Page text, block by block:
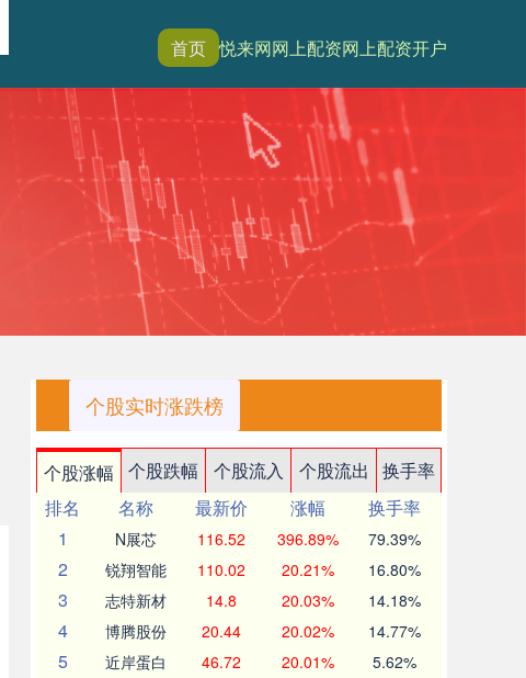
首页 悦来网网上配资网上配资开户
个股实时涨跌榜
个股涨幅 个股跌幅 个股流入 个股流出
换手率
排名
名称 最新价 涨幅
换手率
1
N展芯 116.52 396.89% 79.39%
2 锐翔智能 110.02 20.21% 16.80%
3 志特新材 14.8 20.03% 14.18%
4 博腾股份 20.44 20.02% 14.77%
5 近岸蛋白 46.72 20.01% 5.62%